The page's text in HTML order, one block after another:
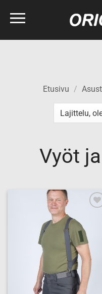
Etusivu /
Vyöt